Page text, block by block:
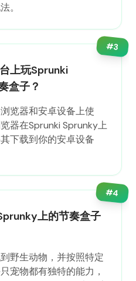
。
#3
上玩Sprunki
盒子？
览器和安卓设备上使
器在Sprunki Sprunky上
下载到你的安卓设备
#4
上的节奏盒子
野生动物，并按照特定
宠物都有独特的能力，